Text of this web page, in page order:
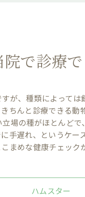
院で診療
が、種類によって
ちんと診療できる動
場の種がほとんど
手遅れ、というケー
まめな健康チェッ
ハムスター